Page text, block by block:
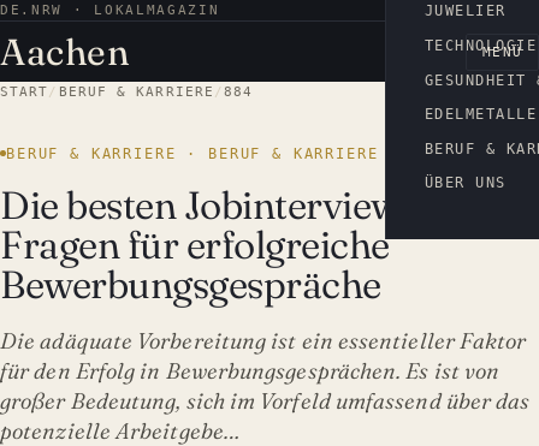
DE.NRW · LOKALMAGAZIN AACHEN
Aachen MENÜ
JUWELIER
EDELMETALLE
BERUF &
ÜBER UNS
START/ BERUF & KARRIERE /884
BERUF & KARRIERE · BERUF & KARRIERE
Die besten Jobinterview
Fragen für erfolgreiche
Bewerbungsgespräche
Die adäquate Vorbereitung ist ein essentieller Faktor
für den Erfolg in Bewerbungsgesprächen. Es ist von
großer Bedeutung, sich im Vorfeld umfassend über das
potenzielle Arbeitgebe…